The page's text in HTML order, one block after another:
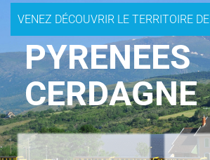
VENEZ DÉCOUVRIR LE TERRITOIRE DE
PYRENEES
CERDAGNE